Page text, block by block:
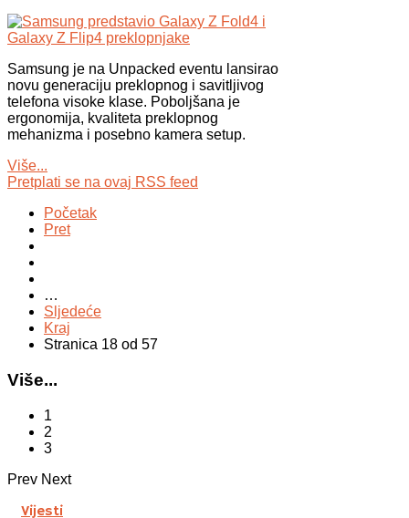
Samsung je na Unpacked eventu lansirao
novu generaciju preklopnog i savitljivog
telefona visoke klase. Poboljšana je
ergonomija, kvaliteta preklopnog
mehanizma i posebno kamera setup.
Više...
Pretplati se na ovaj RSS feed
Početak
Pret
…
Sljedeće
Kraj
Stranica 18 od 57
Više...
1
2
3
Prev Next
Vijesti